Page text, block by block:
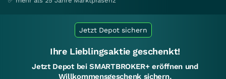
Jetzt Depot sichern
Ihre Lieblingsaktie geschenkt!
Jetzt Depot bei SMARTBROKER+ eröffnen und
Willkommensgeschenk sichern.